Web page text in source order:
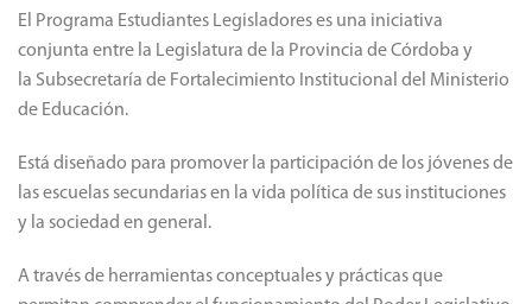
El Programa Estudiantes Legisladores es una iniciativa
conjunta entre la Legislatura de la Provincia de Córdoba y
la Subsecretaría de Fortalecimiento Institucional del Ministerio
de Educación.
Está diseñado para promover la participación de los jóvenes de
las escuelas secundarias en la vida política de sus instituciones
y la sociedad en general.
A través de herramientas conceptuales y prácticas que